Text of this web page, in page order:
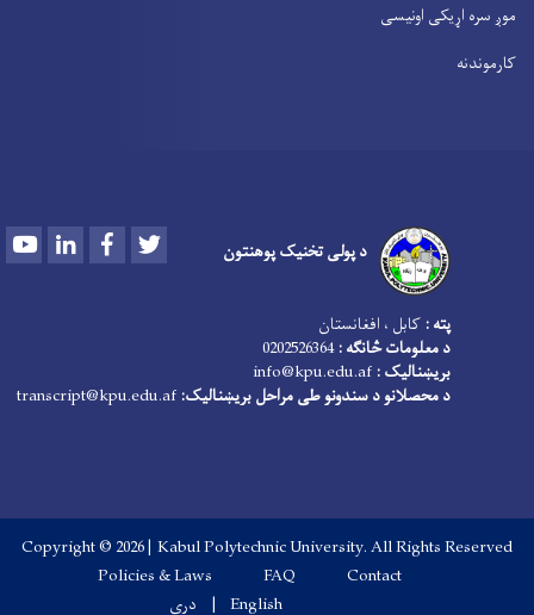
موږ سره اړیکی اونیسی
کارموندنه
د پولی تخنیک پوهنتون YoutubeLinkedInFacebook
پته : کابل ، افغانستان
د معلومات څانګه :0202526364
بریښنالیک : info@kpu.edu.af
د محصلانو د سندونو طی مراحل بریښنالیک: transcript@kpu.edu.af
Copyright © 2026 | Kabul Polytechnic University. All Rights Reserved
Footer menu
Contact
FAQ
Policies & Laws
English
دری